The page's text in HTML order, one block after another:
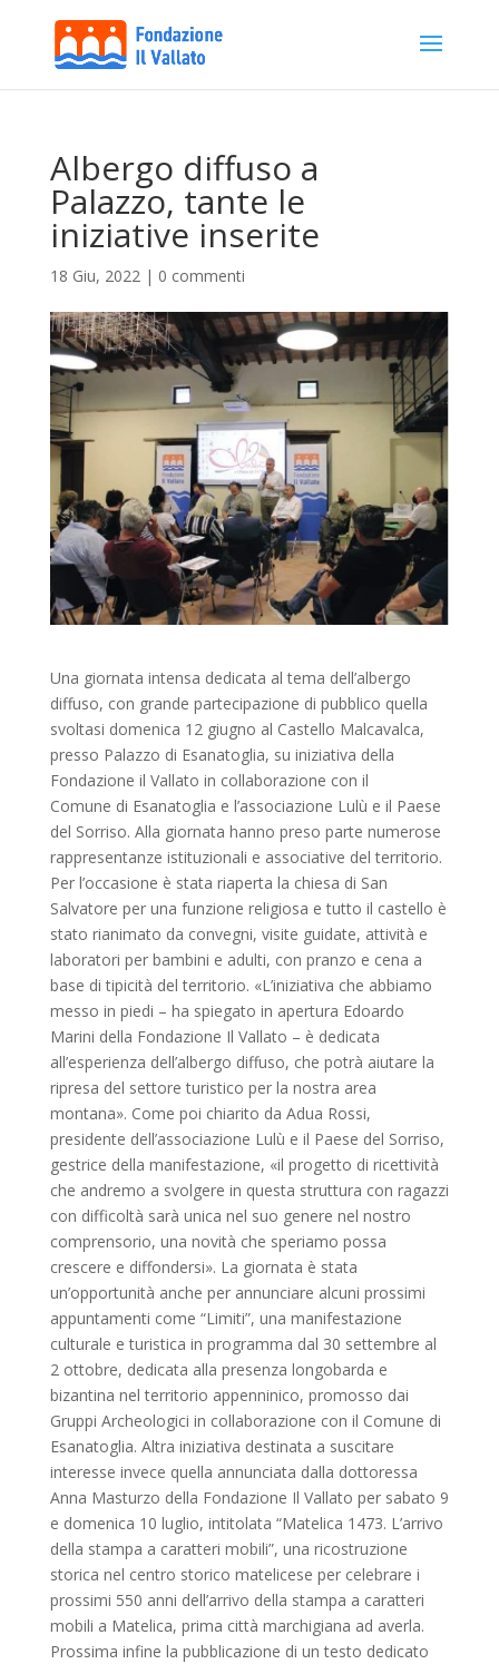
Albergo diffuso a
Palazzo, tante le
iniziative inserite
18 Giu, 2022| 0 commenti
Una giornata intensa dedicata al tema dell’albergo
diffuso, con grande partecipazione di pubblico quella
svoltasi domenica 12 giugno al Castello Malcavalca,
presso Palazzo di Esanatoglia, su iniziativa della
Fondazione il Vallato in collaborazione con il
Comune di Esanatoglia e l’associazione Lulù e il Paese
del Sorriso. Alla giornata hanno preso parte numerose
rappresentanze istituzionali e associative del territorio.
Per l’occasione è stata riaperta la chiesa di San
Salvatore per una funzione religiosa e tutto il castello è
stato rianimato da convegni, visite guidate, attività e
laboratori per bambini e adulti, con pranzo e cena a
base di tipicità del territorio. «L’iniziativa che abbiamo
messo in piedi – ha spiegato in apertura Edoardo
Marini della Fondazione Il Vallato – è dedicata
all’esperienza dell’albergo diffuso, che potrà aiutare la
ripresa del settore turistico per la nostra area
montana». Come poi chiarito da Adua Rossi,
presidente dell’associazione Lulù e il Paese del Sorriso,
gestrice della manifestazione, «il progetto di ricettività
che andremo a svolgere in questa struttura con ragazzi
con difficoltà sarà unica nel suo genere nel nostro
comprensorio, una novità che speriamo possa
crescere e diffondersi». La giornata è stata
un’opportunità anche per annunciare alcuni prossimi
appuntamenti come “Limiti”, una manifestazione
culturale e turistica in programma dal 30 settembre al
2 ottobre, dedicata alla presenza longobarda e
bizantina nel territorio appenninico, promosso dai
Gruppi Archeologici in collaborazione con il Comune di
Esanatoglia. Altra iniziativa destinata a suscitare
interesse invece quella annunciata dalla dottoressa
Anna Masturzo della Fondazione Il Vallato per sabato 9
e domenica 10 luglio, intitolata “Matelica 1473. L’arrivo
della stampa a caratteri mobili”, una ricostruzione
storica nel centro storico matelicese per celebrare i
prossimi 550 anni dell’arrivo della stampa a caratteri
mobili a Matelica, prima città marchigiana ad averla.
Prossima infine la pubblicazione di un testo dedicato